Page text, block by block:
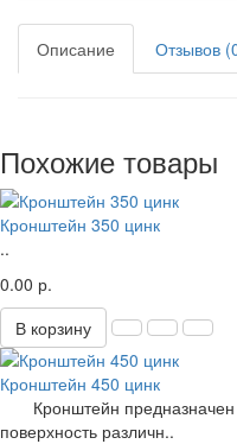
Описание Отзывов
Похожие товары
Кронштейн 350 цинк
..
0.00 р.
В корзину
Кронштейн 450 цинк
Кронштейн предназначен
поверхность различн..